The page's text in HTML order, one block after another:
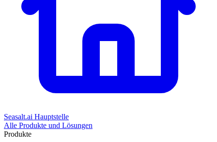
Seasalt.ai Hauptstelle
Alle Produkte und Lösungen
Produkte